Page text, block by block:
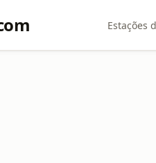
Estações